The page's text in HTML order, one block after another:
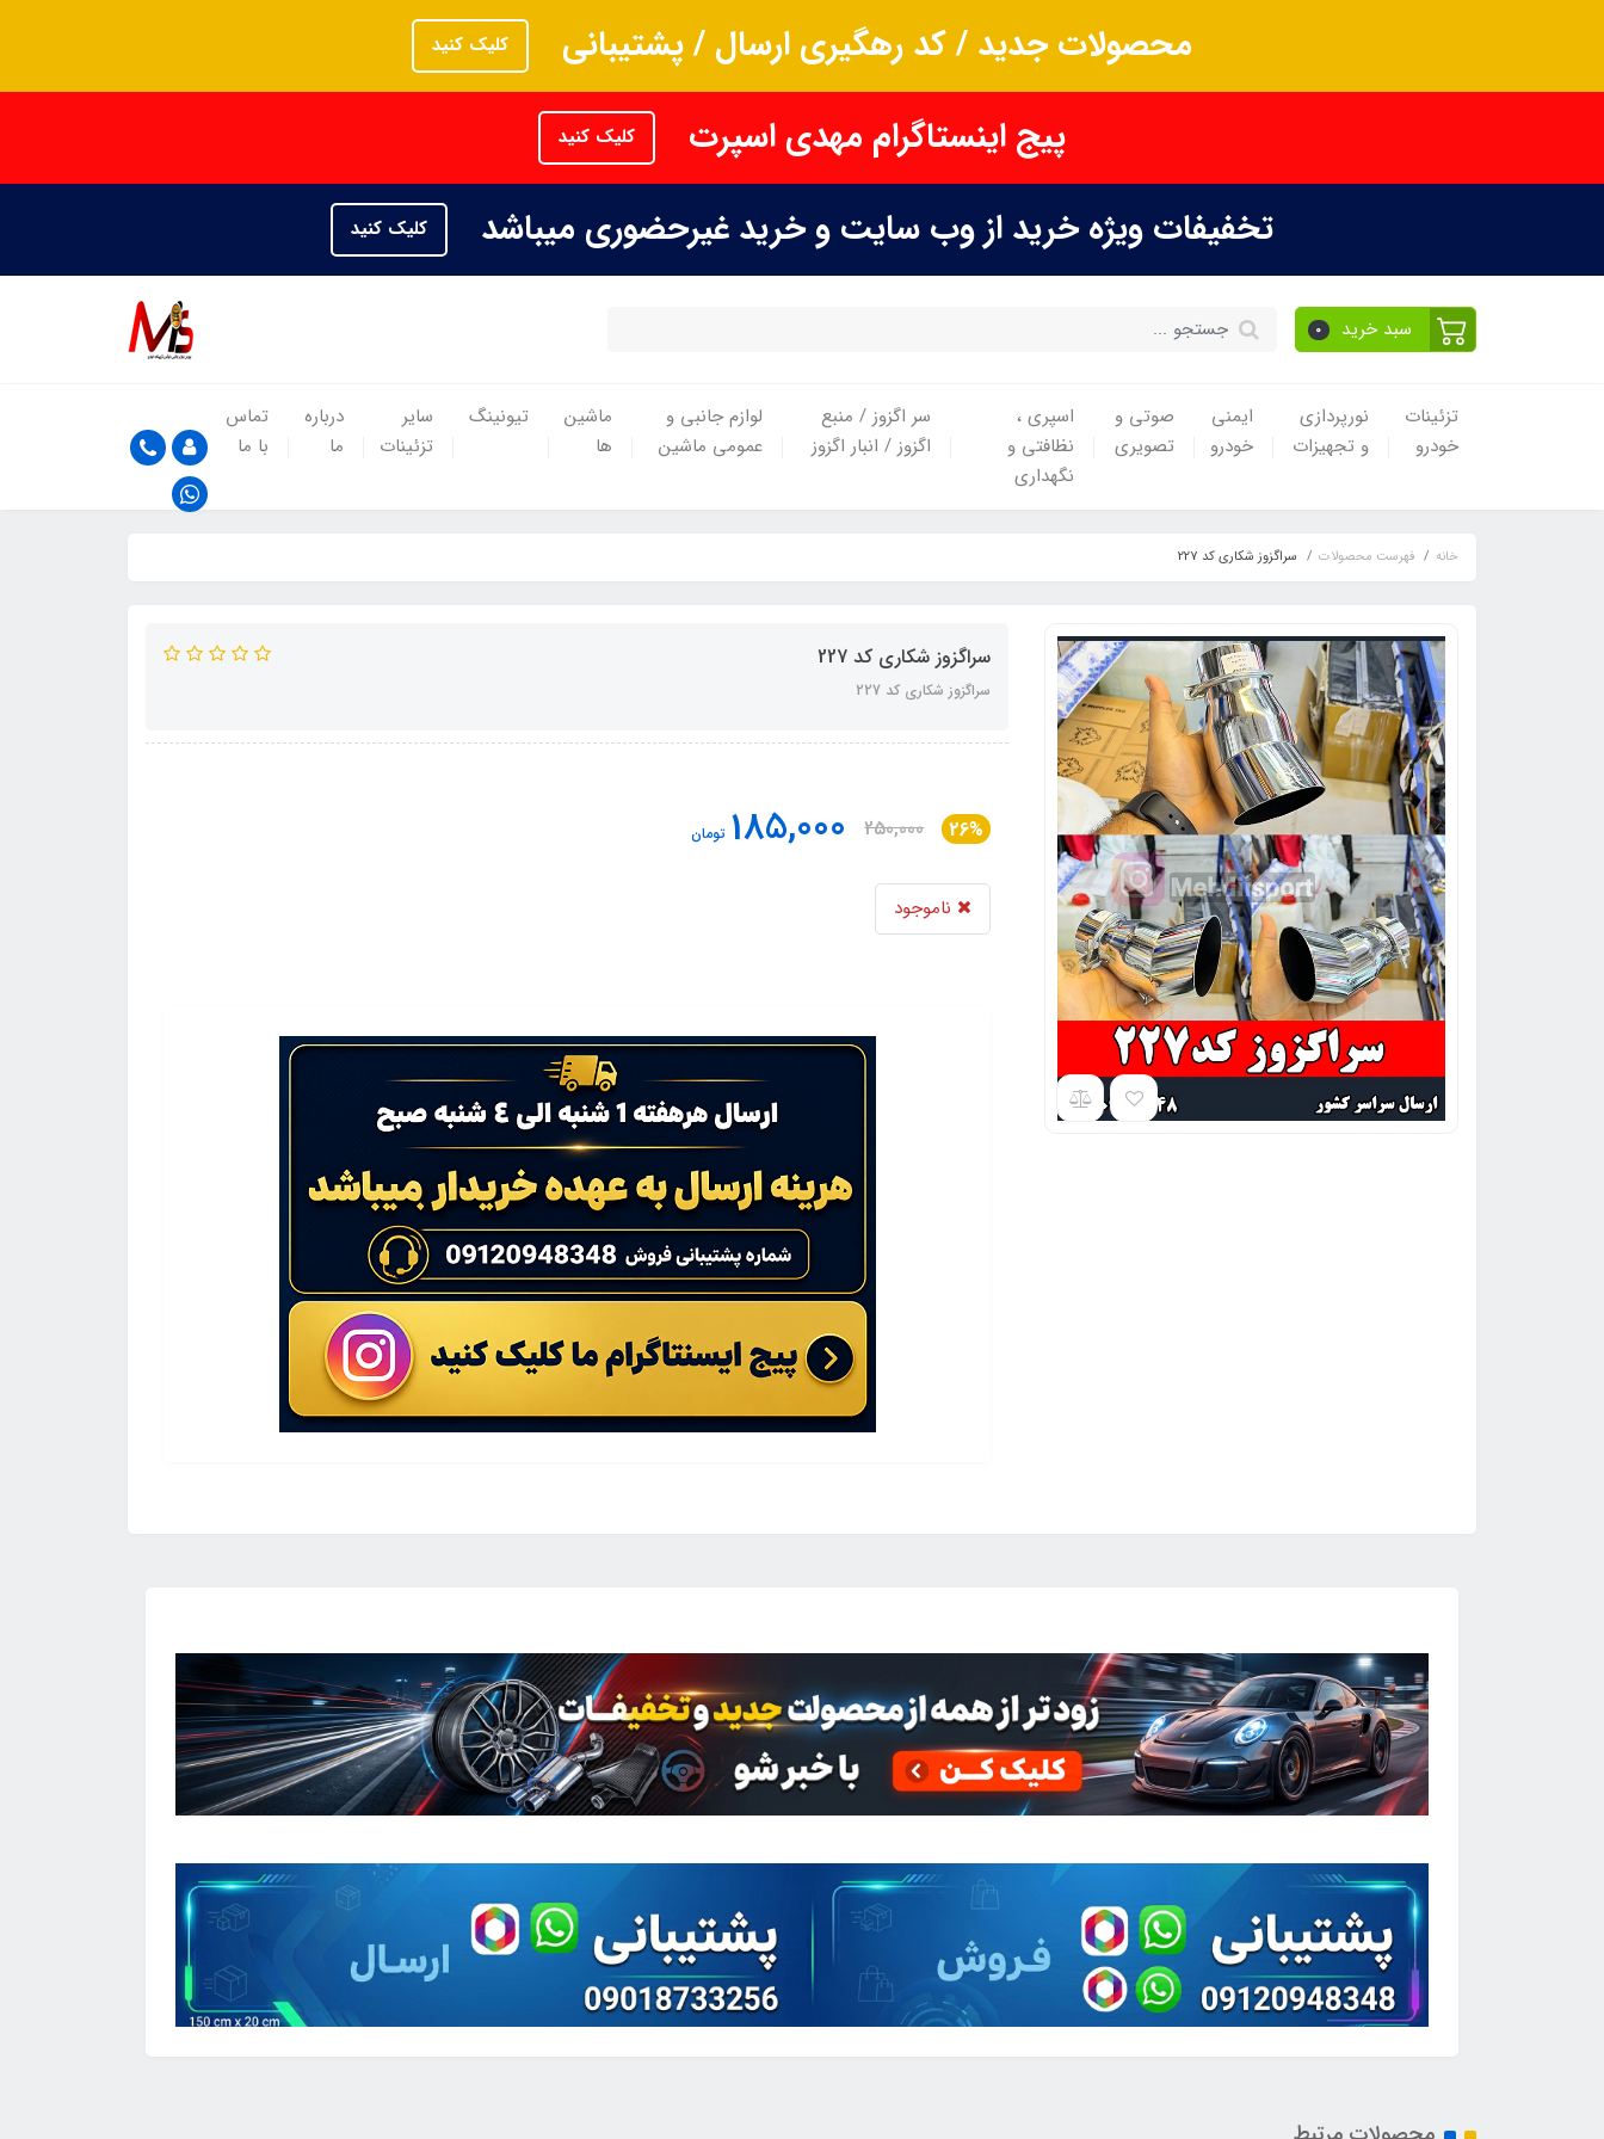
محصولات جدید / کد رهگیری ارسال / پشتیبانی کلیک کنید
پیج اینستاگرام مهدی اسپرت کلیک کنید
تخفیفات ویژه خرید از وب سایت و خرید غیرحضوری میباشد کلیک کنید
سبد خرید 0
تزئینات
خودرو
نورپردازی
و تجهیزات
ایمنی
خودرو
صوتی و
تصویری
اسپری ،
نظافتی و
نگهداری
سر اگزوز / منبع
اگزوز / انبار اگزوز
لوازم جانبی و
عمومی ماشین
ماشین
ها
تیونینگ
سایر
تزئینات
درباره
ما
تماس
با ما
خانه فهرست محصولات سراگزوز شکاری کد 227
سراگزوز شکاری کد 227
سراگزوز شکاری کد 227
26%
250,000
185,000 تومان
ناموجود